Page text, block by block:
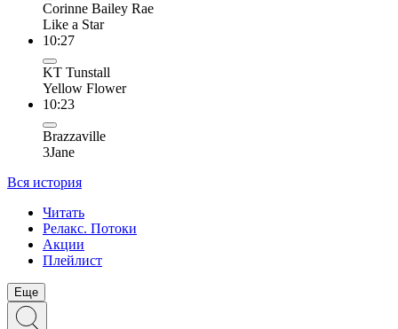
Corinne Bailey Rae
Like a Star
10:27
KT Tunstall
Yellow Flower
10:23
Brazzaville
3Jane
Вся история
Читать
Релакс. Потоки
Акции
Плейлист
Еще